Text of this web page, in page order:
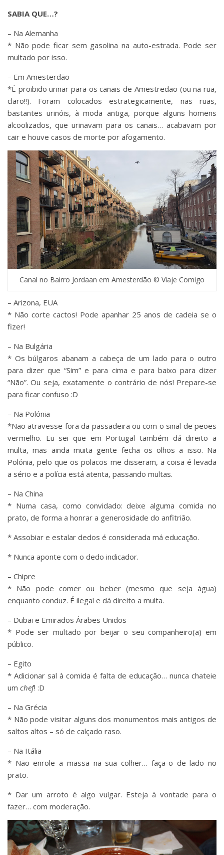
SABIA QUE…?
– Na Alemanha
* Não pode ficar sem gasolina na auto-estrada. Pode ser
multado por isso.
– Em Amesterdão
*É proibido urinar para os canais de Amestredão (ou na rua,
claro!!). Foram colocados estrategicamente, nas ruas,
bastantes urinóis, à moda antiga, porque alguns homens
alcoolizados, que urinavam para os canais… acabavam por
cair e houve casos de morte por afogamento.
Canal no Bairro Jordaan em Amesterdão © Viaje Comigo
– Arizona, EUA
* Não corte cactos! Pode apanhar 25 anos de cadeia se o
fizer!
– Na Bulgária
* Os búlgaros abanam a cabeça de um lado para o outro
para dizer que “Sim” e para cima e para baixo para dizer
“Não”. Ou seja, exatamente o contrário de nós! Prepare-se
para ficar confuso :D
– Na Polónia
*Não atravesse fora da passadeira ou com o sinal de peões
vermelho. Eu sei que em Portugal também dá direito a
multa, mas ainda muita gente fecha os olhos a isso. Na
Polónia, pelo que os polacos me disseram, a coisa é levada
a sério e a polícia está atenta, passando multas.
– Na China
* Numa casa, como convidado: deixe alguma comida no
prato, de forma a honrar a generosidade do anfitrião.
* Assobiar e estalar dedos é considerada má educação.
* Nunca aponte com o dedo indicador.
– Chipre
* Não pode comer ou beber (mesmo que seja água)
enquanto conduz. É ilegal e dá direito a multa.
– Dubai e Emirados Árabes Unidos
* Pode ser multado por beijar o seu companheiro(a) em
público.
– Egito
* Adicionar sal à comida é falta de educação… nunca chateie
um chef! :D
– Na Grécia
* Não pode visitar alguns dos monumentos mais antigos de
saltos altos – só de calçado raso.
– Na Itália
* Não enrole a massa na sua colher… faça-o de lado no
prato.
* Dar um arroto é algo vulgar. Esteja à vontade para o
fazer… com moderação.